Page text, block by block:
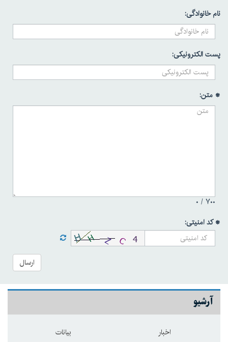
نام خانوادگی:
پست الکترونیکی:
* متن:
۷۰۰ /
۰
* کد امنیتی:
ارسال
آرشیو
اخبار بیانات